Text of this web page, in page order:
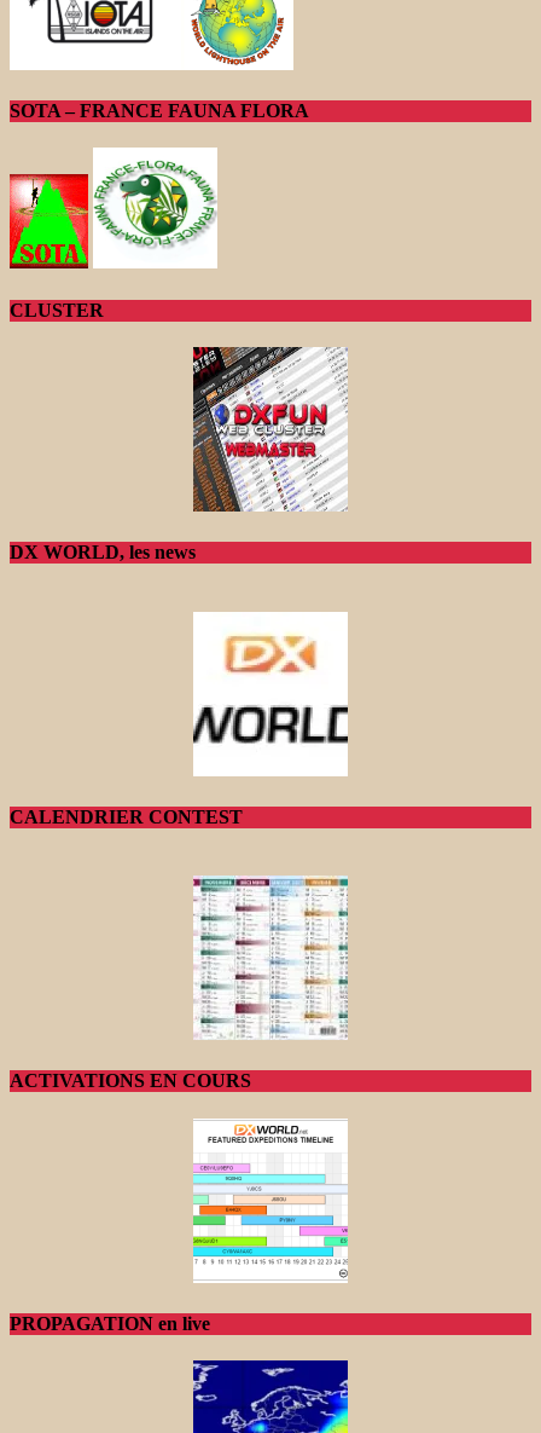
SOTA – FRANCE FAUNA FLORA
CLUSTER
DX WORLD, les news
CALENDRIER CONTEST
ACTIVATIONS EN COURS
PROPAGATION en live